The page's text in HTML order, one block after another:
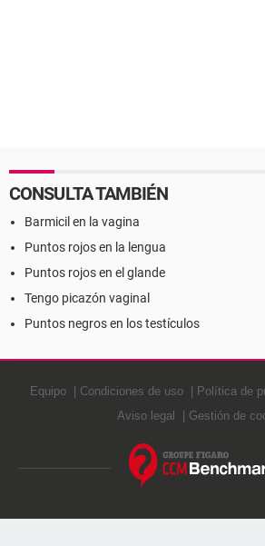
CONSULTA TAMBIÉN
Barmicil en la vagina
Puntos rojos en la lengua
Puntos rojos en el glande
Tengo picazón vaginal
Puntos negros en los testículos
Equipo Condiciones de uso Política de
Aviso legal
Gestión de